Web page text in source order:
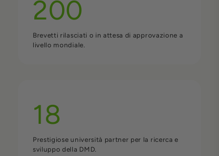
200
Brevetti rilasciati o in attesa di approvazione a
livello mondiale.
18
Prestigiose università partner per la ricerca e
sviluppo della DMD.